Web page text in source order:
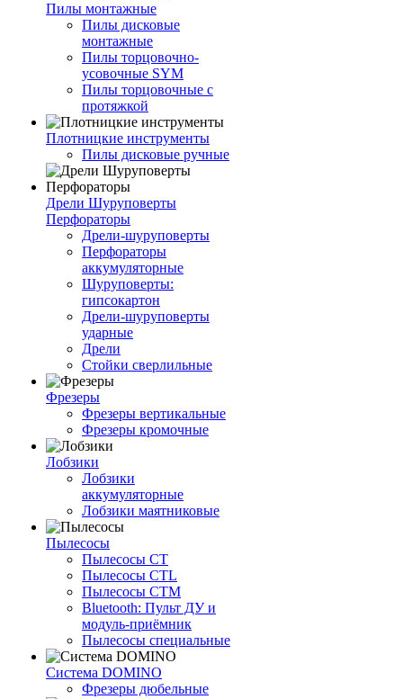
Пилы монтажные
Пилы дисковые
монтажные
Пилы торцовочно-
усовочные SYM
Пилы торцовочные с
протяжкой
Плотницкие инструменты
Пилы дисковые ручные
Дрели Шуруповерты
Перфораторы
Дрели-шуруповерты
Перфораторы
аккумуляторные
Шуруповерты:
гипсокартон
Дрели-шуруповерты
ударные
Дрели
Стойки сверлильные
Фрезеры
Фрезеры вертикальные
Фрезеры кромочные
Лобзики
Лобзики
аккумуляторные
Лобзики маятниковые
Пылесосы
Пылесосы CT
Пылесосы CTL
Пылесосы CTM
Bluetooth: Пульт ДУ и
модуль-приёмник
Пылесосы специальные
Система DOMINO
Фрезеры дюбельные